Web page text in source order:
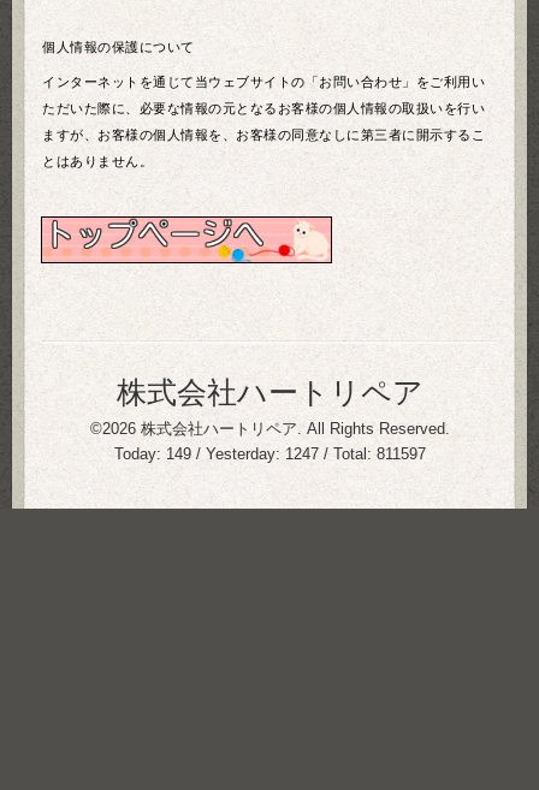
個人情報の保護について
インターネットを通じて当ウェブサイトの「お問い合わせ」をご利用い
ただいた際に、必要な情報の元となるお客様の個人情報の取扱いを行い
ますが、お客様の個人情報を、お客様の同意なしに第三者に開示するこ
とはありません。
株式会社ハートリペア
©2026 株式会社ハートリペア . All Rights Reserved.
Today: 149/ Yesterday: 1247/ Total: 811597